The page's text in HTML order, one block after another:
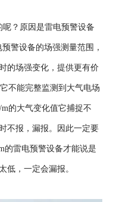
？原因是雷电预警设备
警设备的场强测量范围，
的场强变化，提供更有价
不能完整监测到大气电场
的大气变化值它捕捉不
不报，漏报。因此一定要
的雷电预警设备才能说是
低，一定会漏报。